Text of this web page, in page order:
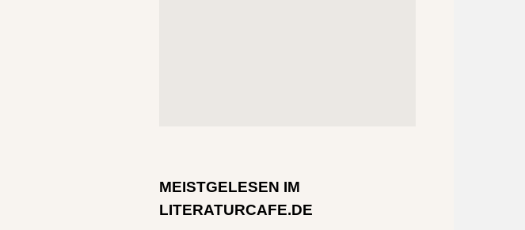
MEISTGELESEN IM
LITERATURCAFE.DE